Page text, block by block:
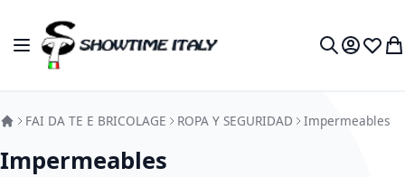
Ir al contenido
Toggle Nav
MyLista
Mi
FAI DA TE E BRICOLAGE ROPA Y SEGURIDAD Impermeables
Impermeables